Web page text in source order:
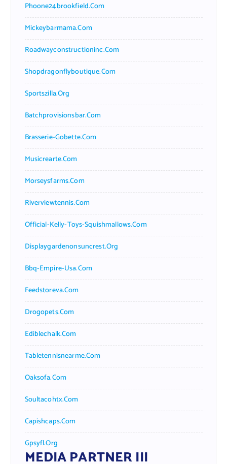
Phoone24brookfield.com
Mickeybarmama.com
Roadwayconstructioninc.com
Shopdragonflyboutique.com
Sportszilla.org
Batchprovisionsbar.com
Brasserie-Gobette.com
Musicrearte.com
Morseysfarms.com
Riverviewtennis.com
Official-Kelly-Toys-Squishmallows.com
Displaygardenonsuncrest.org
Bbq-Empire-Usa.com
Feedstoreva.com
Drogopets.com
Ediblechalk.com
Tabletennisnearme.com
Oaksofa.com
Soultacohtx.com
Capishcaps.com
Gpsyfl.org
MEDIA PARTNER III